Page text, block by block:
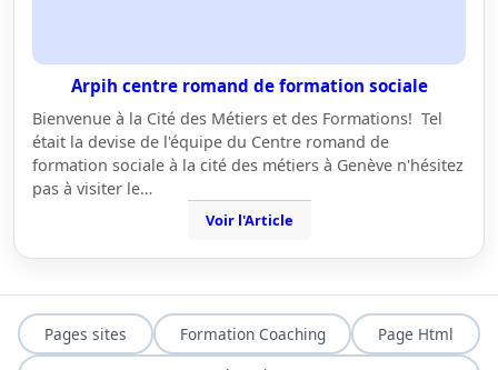
Arpih centre romand de formation sociale
Bienvenue à la Cité des Métiers et des Formations! Tel
était la devise de l'équipe du Centre romand de
formation sociale à la cité des métiers à Genève n'hésitez
pas à visiter le…
Voir l'Article
Pages sites Formation Coaching
Page Html